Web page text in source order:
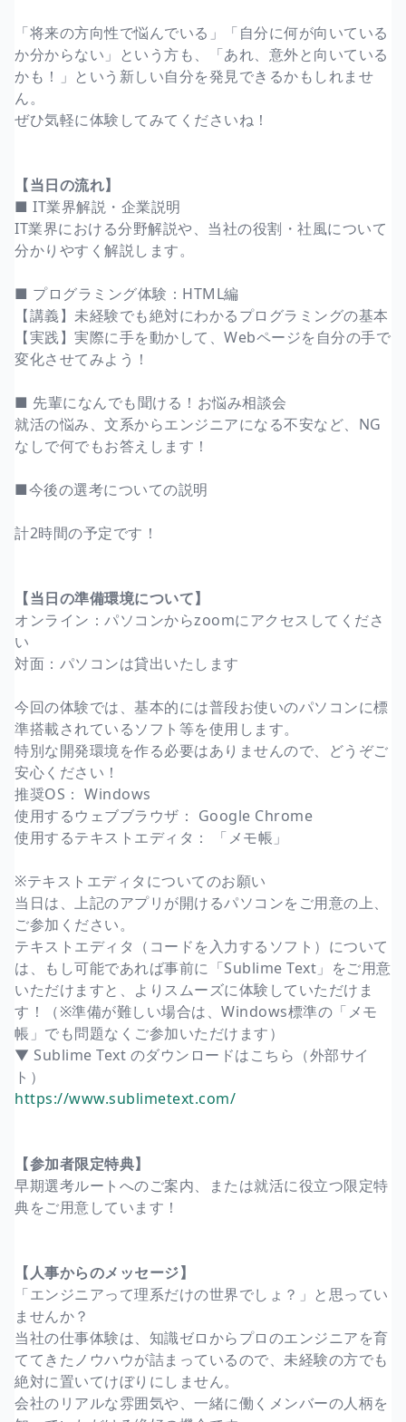
「将来の方向性で悩んでいる」「自分に何が向いている
か分からない」という方も、「あれ、意外と向いている
かも！」という新しい自分を発見できるかもしれませ
ん。
ぜひ気軽に体験してみてくださいね！
【当日の流れ】
■ IT業界解説・企業説明
IT業界における分野解説や、当社の役割・社風について
分かりやすく解説します。
■ プログラミング体験：HTML編
【講義】未経験でも絶対にわかるプログラミングの基本
【実践】実際に手を動かして、Webページを自分の手で
変化させてみよう！
■ 先輩になんでも聞ける！お悩み相談会
就活の悩み、文系からエンジニアになる不安など、NG
なしで何でもお答えします！
■今後の選考についての説明
計2時間の予定です！
【当日の準備環境について】
オンライン：パソコンからzoomにアクセスしてくださ
い
対面：パソコンは貸出いたします
今回の体験では、基本的には普段お使いのパソコンに標
準搭載されているソフト等を使用します。
特別な開発環境を作る必要はありませんので、どうぞご
安心ください！
推奨OS： Windows
使用するウェブブラウザ： Google Chrome
使用するテキストエディタ： 「メモ帳」
※テキストエディタについてのお願い
当日は、上記のアプリが開けるパソコンをご用意の上、
ご参加ください。
テキストエディタ（コードを入力するソフト）について
は、もし可能であれば事前に「Sublime Text」をご用意
いただけますと、よりスムーズに体験していただけま
す！（※準備が難しい場合は、Windows標準の「メモ
帳」でも問題なくご参加いただけます）
▼ Sublime Text のダウンロードはこちら（外部サイ
ト）
https://www.sublimetext.com/
【参加者限定特典】
早期選考ルートへのご案内、または就活に役立つ限定特
典をご用意しています！
【人事からのメッセージ】
「エンジニアって理系だけの世界でしょ？」と思ってい
ませんか？
当社の仕事体験は、知識ゼロからプロのエンジニアを育
ててきたノウハウが詰まっているので、未経験の方でも
絶対に置いてけぼりにしません。
会社のリアルな雰囲気や、一緒に働くメンバーの人柄を